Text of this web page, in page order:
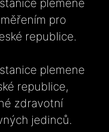
plemene
pro
republice.
plemene
republice,
zdravotní
jedinců.